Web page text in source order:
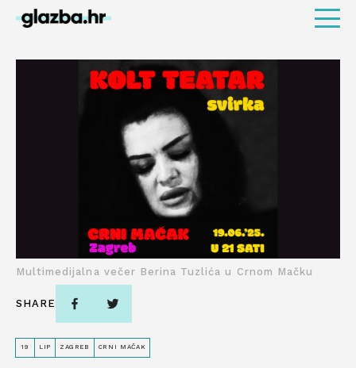
19 LIP ZAGREB CRNI MAČAK
Multimedijalna večer Berina Tuzlića u Crnom Mačku
SHARE